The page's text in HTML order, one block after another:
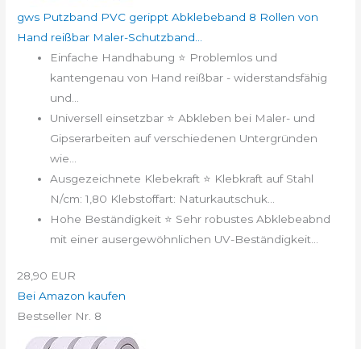
gws Putzband PVC gerippt Abklebeband 8 Rollen von
Hand reißbar Maler-Schutzband...
Einfache Handhabung ⭐ Problemlos und
kantengenau von Hand reißbar - widerstandsfähig
und...
Universell einsetzbar ⭐ Abkleben bei Maler- und
Gipserarbeiten auf verschiedenen Untergründen
wie...
Ausgezeichnete Klebekraft ⭐ Klebkraft auf Stahl
N/cm: 1,80 Klebstoffart: Naturkautschuk...
Hohe Beständigkeit ⭐ Sehr robustes Abklebeabnd
mit einer ausergewöhnlichen UV-Beständigkeit...
28,90 EUR
Bei Amazon kaufen
Bestseller Nr. 8